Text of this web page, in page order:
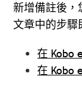
新增備註後，
文章中的步驟
在 Kobo
在 Kobo